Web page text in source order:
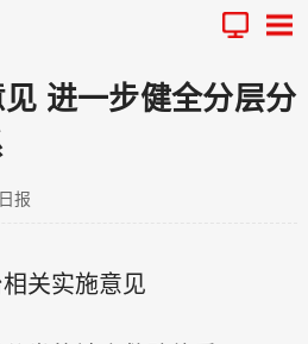
进一步健全分层分
报
关实施意见